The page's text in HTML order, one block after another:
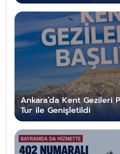
Ankara’da Kent Gezileri
Tur ile Genişletildi